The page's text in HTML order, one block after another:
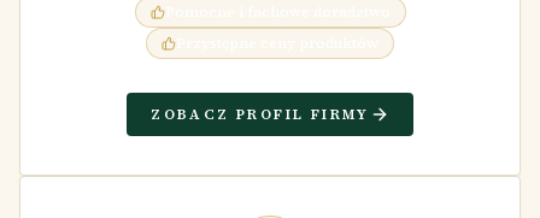
Pomocne i fachowe doradztwo
ZOBACZ PROFIL FIRMY